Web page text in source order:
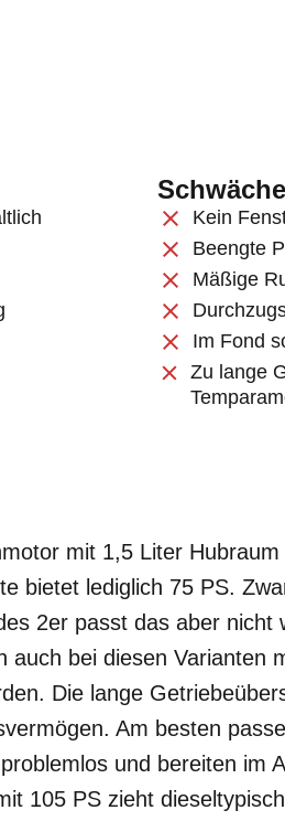
Kein
Beengte
Mäßige
Im Fond
Zu lange
mit 1,5 Liter
bietet lediglich 75 PS.
2er passt das aber nicht
auch bei diesen Varianten
Die lange
Am besten
und bereiten im
105 PS zieht